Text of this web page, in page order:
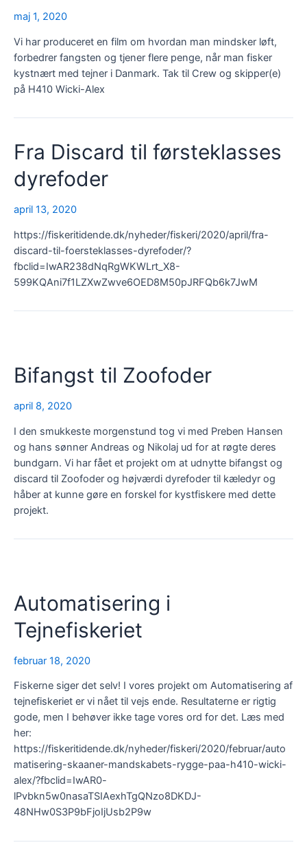
maj 1, 2020
Vi har produceret en film om hvordan man mindsker løft,
forbedrer fangsten og tjener flere penge, når man fisker
kystnært med tejner i Danmark. Tak til Crew og skipper(e)
på H410 Wicki-Alex
Fra Discard til førsteklasses
dyrefoder
april 13, 2020
https://fiskeritidende.dk/nyheder/fiskeri/2020/april/fra-
discard-til-foersteklasses-dyrefoder/?
fbclid=IwAR238dNqRgWKWLrt_X8-
599KQAni7f1LZXwZwve6OED8M50pJRFQb6k7JwM
Bifangst til Zoofoder
april 8, 2020
I den smukkeste morgenstund tog vi med Preben Hansen
og hans sønner Andreas og Nikolaj ud for at røgte deres
bundgarn. Vi har fået et projekt om at udnytte bifangst og
discard til Zoofoder og højværdi dyrefoder til kæledyr og
håber at kunne gøre en forskel for kystfiskere med dette
projekt.
Automatisering i
Tejnefiskeriet
februar 18, 2020
Fiskerne siger det selv! I vores projekt om Automatisering af
tejnefiskeriet er vi nået til vejs ende. Resultaterne er rigtig
gode, men I behøver ikke tage vores ord for det. Læs med
her:
https://fiskeritidende.dk/nyheder/fiskeri/2020/februar/auto
matisering-skaaner-mandskabets-rygge-paa-h410-wicki-
alex/?fbclid=IwAR0-
lPvbkn5w0nasaTSIAexhTgQNzo8DKDJ-
48NHw0S3P9bFjoIjUsb2P9w